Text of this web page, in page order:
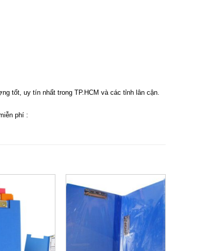
tốt, uy tín nhất trong TP.HCM và các tỉnh lân cận.
phí :